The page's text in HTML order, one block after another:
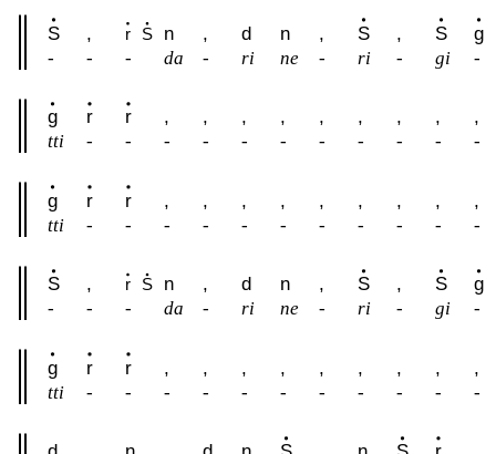
S , r S n , d n , S , S g
- - - da - ri ne - ri - gi -
g r r , , , , , , , , ,
tti - - - - - - - - - - -
g r r , , , , , , , , ,
tti - - - - - - - - - - -
S , r S n , d n , S , S g
- - - da - ri ne - ri - gi -
g r r , , , , , , , , ,
tti - - - - - - - - - - -